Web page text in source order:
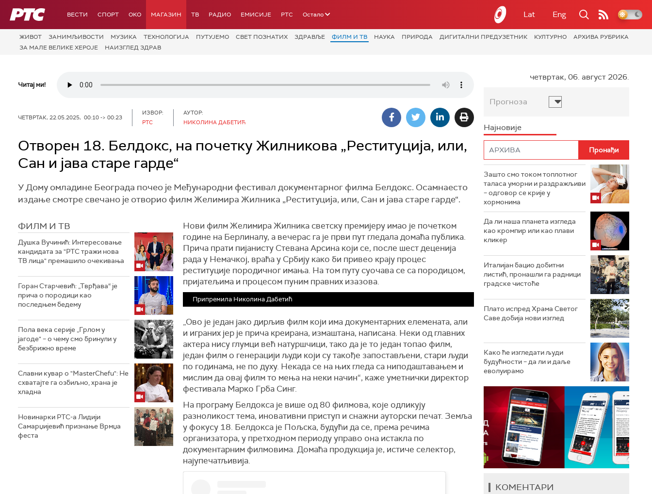
РТС ВЕСТИ СПОРТ OKO МАГАЗИН ТВ РАДИО ЕМИСИЈЕ РТС Остало Lat Eng
ЖИВОТ ЗАНИМЉИВОСТИ МУЗИКА ТЕХНОЛОГИЈA ПУТУЈЕМО СВЕТ ПОЗНАТИХ ЗДРАВЉЕ ФИЛМ И ТВ НАУКА ПРИРОДА ДИГИТАЛНИ ПРЕДУЗЕТНИК КУЛТУРНО
АРХИВА РУБРИКА
ЗА МАЛЕ ВЕЛИКЕ ХЕРОЈЕ
НАИЗГЛЕД ЗДРАВ
Читај ми!
ЧЕТВРТАК, 22.05.2025, 00:10 -> 00:23
ИЗВОР:
РТС
АУТОР:
НИКОЛИНА ДАБЕТИЋ
Отворен 18. Белдокс, на почетку Жилникова „Реституција, или,
Сан и јава старе гарде“
У Дому омладине Београда почео је Међународни фестивал документарног филма Белдокс. Осамнаесто
издање смотре свечано је отворио филм Желимира Жилника „Реституција, или, Сан и јава старе гарде“.
ФИЛМ И ТВ
Душка Вучинић: Интересовање
кандидата за "РТС тражи нова
ТВ лица" премашило очекивања
Горан Старчевић: „Тврђава“ је
прича о породици као
последњем бедему
Пола века серије „Грлом у
јагоде" – о чему смо бринули у
безбрижно време
Славни кувар о "MasterChefu": Не
схватајте га озбиљно, храна је
хладна
Новинарки РТС-а Лидији
Самарџијевић признање Врмџа
феста
Нови филм Желимира Жилника светску премијеру имао је почетком
године на Берлиналу, а вечерас га је први пут гледала домаћа публика.
Прича прати пијанисту Стевана Арсина који се, после шест деценија
рада у Немачкој, враћа у Србију како би привео крају процес
реституције породичног имања. На том путу суочава се са породицом,
пријатељима и процесом пуним правних изазова.
Припремила Николина Дабетић
„Ово је један јако дирљив филм који има документарних елемената, али
и играних јер је прича креирана, измаштана, написана. Неки од главних
актера нису глумци већ натуршчици, тако да је то један топао филм,
један филм о генерацији људи који су такође запостављени, стари људи
по годинама, не по духу. Некада се на њих гледа са ниподаштавањем и
мислим да овај филм то мења на неки начин“, каже уметнички директор
фестивала Марко Грба Синг.
На програму Белдокса је више од 80 филмова, које одликују
разноликост тема, иновативни приступ и снажни ауторски печат. Земља
у фокусу 18. Белдокса је Пољска, будући да се, према речима
организатора, у претходном периоду управо она истакла по
документарним филмовима. Домаћа продукција је, истиче селектор,
најупечатљивија.
четвртак, 06. август 2026.
Прогноза
Најновије
Зашто смо током топлотног
таласа уморни и раздражљиви
– одговор се крије у
хормонима
Да ли наша планета изгледа
као кромпир или као плави
кликер
Италијан бацио добитни
листић, пронашли га радници
градске чистоће
Плато испред Храма Светог
Саве добија нови изглед
Како ће изгледати људи
будућности – да ли и даље
еволуирамо
КОМЕНТАРИ